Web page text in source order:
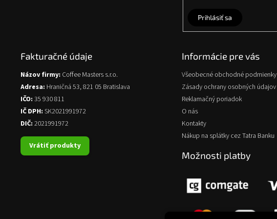
Prihlásiť sa
Fakturačné údaje
Názov firmy: Coffee Masters s.r.o.
Adresa: Hraničná 53, 821 05 Bratislava
IČO: 35 930 811
IČ DPH: SK2021991972
DIČ: 2021991972
Vrátiť produkty
Informácie pre vás
Všeobecné obchodné podmienky
Zásady ochrany osobných údajov
Reklamačný poriadok
O nás
Kontakty
Nákup na splátky cez Tatra Banku
Možnosti platby